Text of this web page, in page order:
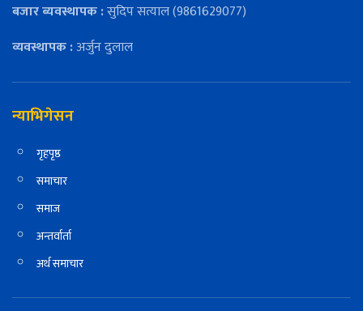
बजार ब्यवस्थापक :सुदिप सत्याल (9861629077)
व्यवस्थापक :अर्जुन दुलाल
न्याभिगेसन
गृहपृष्ठ
समाचार
समाज
अन्तर्वार्ता
अर्थ समाचार